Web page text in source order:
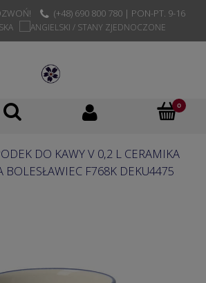
(+48) 690 800 780 | PON-PT. 9-16
DO KAWY V 0,2 L CERAMIKA
BOLESŁAWIEC F768K DEKU4475